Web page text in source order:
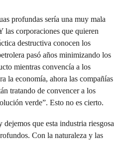
profundas sería una muy mala
las corporaciones que quieren
destructiva conocen los
pasó años minimizando los
mientras convencía a los
la economía, ahora las compañías
tratando de convencer a los
verde”. Esto no es cierto.
que esta industria riesgosa
Con la naturaleza y las